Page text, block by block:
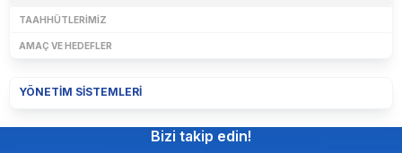
TAAHHÜTLERIMIZ
AMAÇ VE HEDEFLER
YÖNETIM SISTEMLERI
Bizi takip edin!